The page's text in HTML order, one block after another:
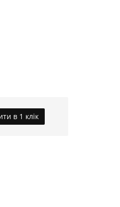
в 1 клік